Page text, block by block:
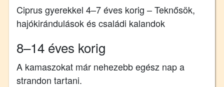
Ciprus gyerekkel 4–7 éves korig – Teknősök,
hajókirándulások és családi kalandok
8–14 éves korig
A kamaszokat már nehezebb egész nap a
strandon tartani.